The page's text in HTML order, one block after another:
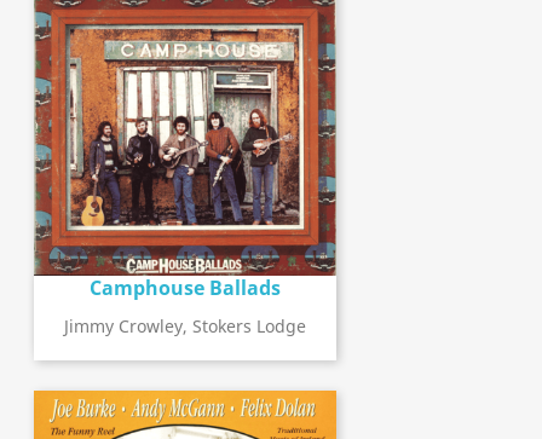
Camphouse Ballads
Jimmy Crowley, Stokers Lodge